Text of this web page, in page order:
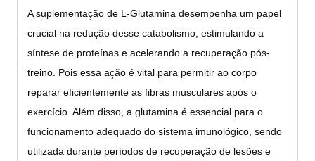
A suplementação de L-Glutamina desempenha um papel
crucial na redução desse catabolismo, estimulando a
síntese de proteínas e acelerando a recuperação pós-
treino. Pois essa ação é vital para permitir ao corpo
reparar eficientemente as fibras musculares após o
exercício. Além disso, a glutamina é essencial para o
funcionamento adequado do sistema imunológico, sendo
utilizada durante períodos de recuperação de lesões e